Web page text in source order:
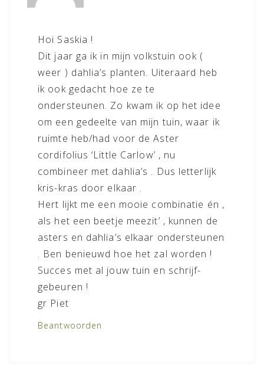
Hoi Saskia !
Dit jaar ga ik in mijn volkstuin ook (
weer ) dahlia’s planten. Uiteraard heb
ik ook gedacht hoe ze te
ondersteunen. Zo kwam ik op het idee
om een gedeelte van mijn tuin, waar ik
ruimte heb/had voor de Aster
cordifolius ‘Little Carlow’ , nu
combineer met dahlia’s . Dus letterlijk
kris-kras door elkaar .
Hert lijkt me een mooie combinatie én ,
als het een beetje meezit’ , kunnen de
asters en dahlia’s elkaar ondersteunen
. Ben benieuwd hoe het zal worden !
Succes met al jouw tuin en schrijf-
gebeuren !
gr Piet
Beantwoorden